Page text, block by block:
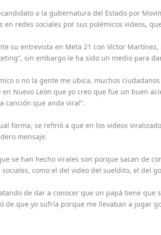
a la gubernatura del Estado por
en redes sociales por sus polémicos videos,
su entrevista en Meta 21 con Víctor
sin embargo le ha sido un medio para
o no la gente me ubica, muchos
en Nuevo León que yo creo que fue un buen
canción que anda viral”.
forma, se refirió a que en los videos
mensaje.
se han hecho virales son porque sacan de
sociales, como el del video del sueldito, el del
de dar a conocer que un papá tiene
de que yo sufría porque me llevaban a jugar